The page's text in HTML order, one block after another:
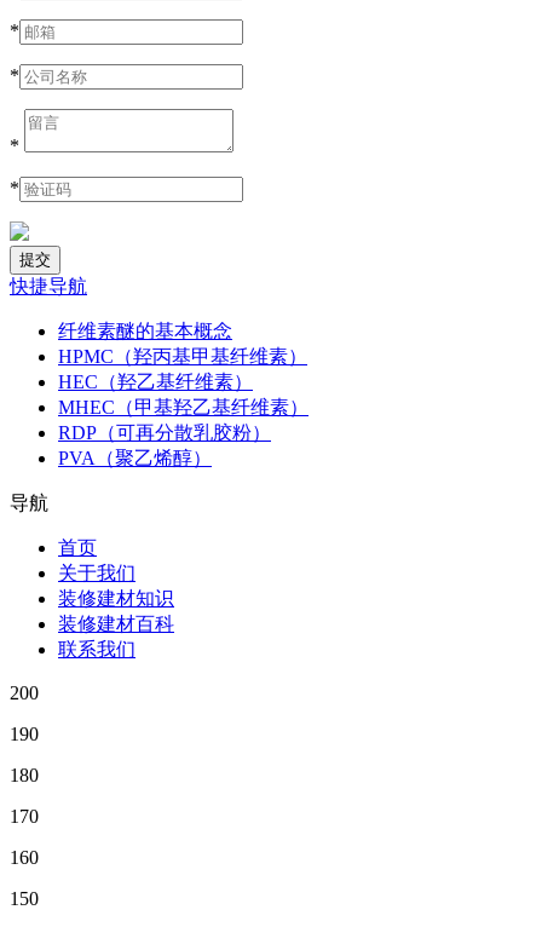
*
*
*
*
快捷导航
纤维素醚的基本概念
HPMC（羟丙基甲基纤维素）
HEC（羟乙基纤维素）
MHEC（甲基羟乙基纤维素）
RDP（可再分散乳胶粉）
PVA（聚乙烯醇）
导航
首页
关于我们
装修建材知识
装修建材百科
联系我们
200
190
180
170
160
150